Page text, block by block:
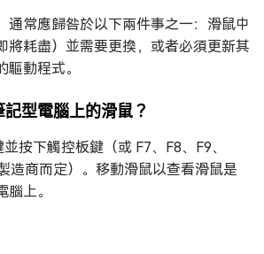
通常應歸咎於以下兩件事之一：滑鼠中
將耗盡）並需要更換，或者必須更新其
動程式。
型電腦上的滑鼠？
按下觸控板鍵（或 F7、F8、F9、
造商而定）。移動滑鼠以查看滑鼠是
上。